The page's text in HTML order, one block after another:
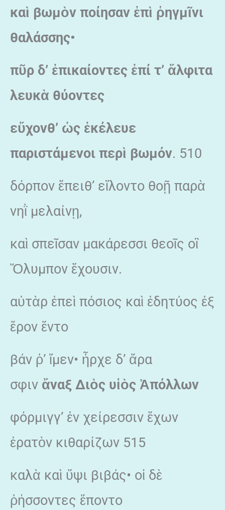
καὶ βωμὸν ποίησαν ἐπὶ ῥηγμῖνι
θαλάσσης•
πῦρ δ’ ἐπικαίοντες ἐπί τ’ ἄλφιτα
λευκὰ θύοντες
εὔχονθ’ ὡς ἐκέλευε
παριστάμενοι περὶ βωμόν. 510
δόρπον ἔπειθ’ εἵλοντο θοῇ παρὰ
νηῒ μελαίνῃ,
καὶ σπεῖσαν μακάρεσσι θεοῖς οἳ
Ὄλυμπον ἔχουσιν.
αὐτὰρ ἐπεὶ πόσιος καὶ ἐδητύος ἐξ
ἔρον ἕντο
βάν ῥ’ ἴμεν• ἦρχε δ’ ἄρα
σφιν ἄναξ Διὸς υἱὸς Ἀπόλλων
φόρμιγγ’ ἐν χείρεσσιν ἔχων
ἐρατὸν κιθαρίζων 515
καλὰ καὶ ὕψι βιβάς• οἱ δὲ
ῥήσσοντες ἕποντο